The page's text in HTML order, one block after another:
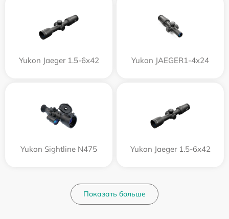
Yukon Jaeger 1.5-6x42 Yukon JAEGER1-4x24
Yukon Sightline N475 Yukon Jaeger 1.5-6x42
Показать больше